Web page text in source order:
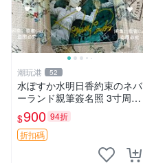
潮玩港 52
水ぽすか水明日香約束のネバ
ーランド親筆簽名照 3寸周邊
照片 面簽正品 簽名照周邊
$900 94折
折扣碼